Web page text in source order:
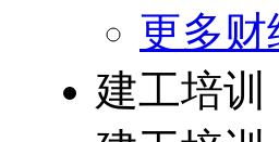
更多财
建工培训